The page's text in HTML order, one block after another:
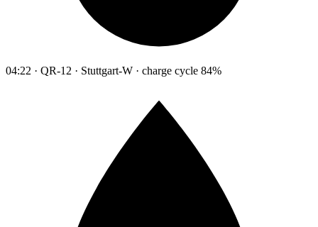
04:22 · QR-12 · Stuttgart-W · charge cycle 84%